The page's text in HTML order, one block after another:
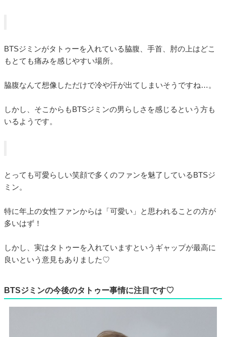
BTSジミンがタトゥーを入れている脇腹、手首、肘の上はどこ
もとても痛みを感じやすい場所。
脇腹なんて想像しただけで冷や汗が出てしまいそうですね…。
しかし、そこからもBTSジミンの男らしさを感じるという方も
いるようです。
とっても可愛らしい笑顔で多くのファンを魅了しているBTSジ
ミン。
特に年上の女性ファンからは「可愛い」と思われることの方が
多いはず！
しかし、実はタトゥーを入れていますというギャップが最高に
良いという意見もありました♡
BTSジミンの今後のタトゥー事情に注目です♡